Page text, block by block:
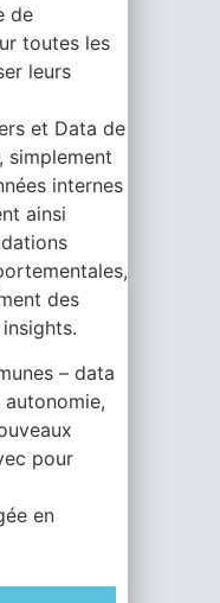
de
toutes les
leurs
et Data de
simplement
internes
ainsi
des
– data
pour
en